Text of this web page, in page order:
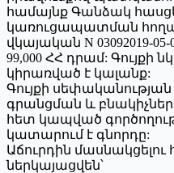
համայնք Գանձակ
կառուցապատման
վկայական N 03092019-
99,000 ՀՀ դրամ: Գույքի
կիրառված է կալանք:
Գույքի
գրանցման և
հետ կապված
կատարում է գնորդը:
Աճուրդին
ներկայացվեն՝